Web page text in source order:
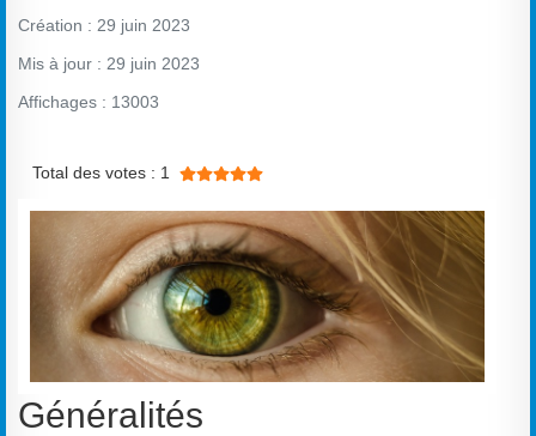
Création : 29 juin 2023
Mis à jour : 29 juin 2023
Affichages : 13003
Total des votes : 1
Généralités